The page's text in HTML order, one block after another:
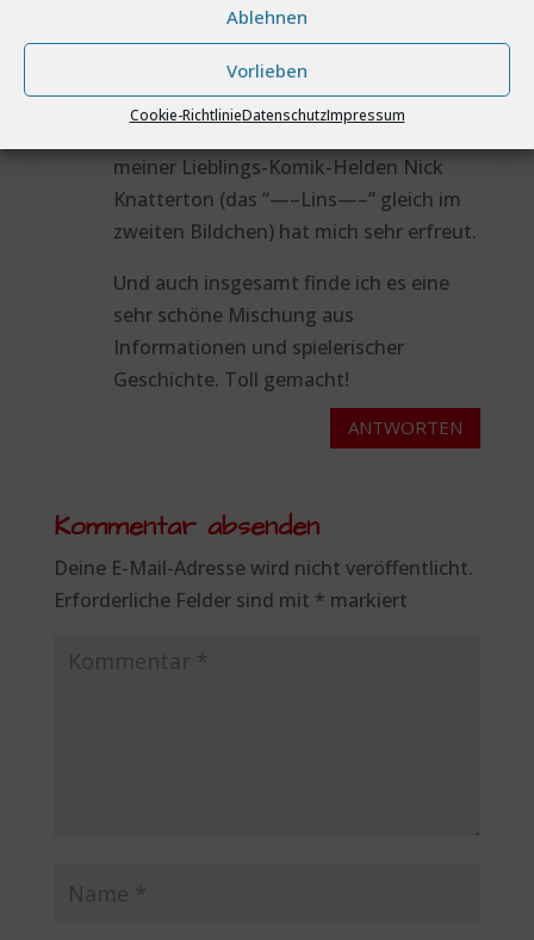
Ablehnen
Vorlieben
Cookie-RichtlinieDatenschutzImpressum
Ein wundervolles Heft!!! Ich finde es
besonders gut gelungen.
Vor allem die, möglicherweise
meiner Lieblings-Komik-Helden Nick
Knatterton (das “—–Lins—–” gleich im
zweiten Bildchen) hat mich sehr erfreut.
Und auch insgesamt finde ich es eine
sehr schöne Mischung aus
Informationen und spielerischer
Geschichte. Toll gemacht!
ANTWORTEN
Kommentar absenden
Deine E-Mail-Adresse wird nicht veröffentlicht.
Erforderliche Felder sind mit * markiert